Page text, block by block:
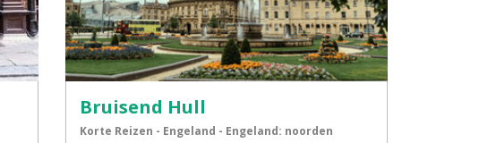
Bruisend Hull
Korte Reizen - Engeland - Engeland: noorden